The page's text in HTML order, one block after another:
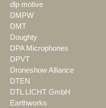
dlp motive
DMPW
DMT
Doughty
DPA Microphones
DPVT
Droneshow Alliance
DTEN
DTL LICHT GmbH
Earthworks